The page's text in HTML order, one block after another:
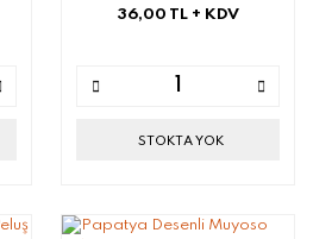
36,00 TL + KDV
STOKTA YOK